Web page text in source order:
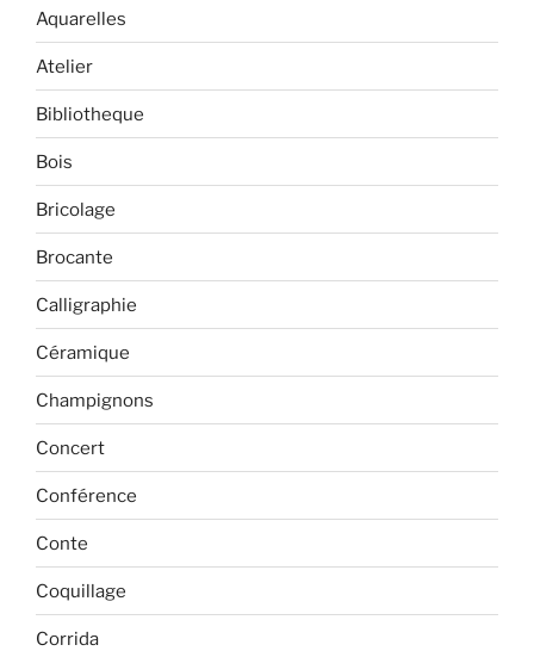
Aquarelles
Atelier
Bibliotheque
Bois
Bricolage
Brocante
Calligraphie
Céramique
Champignons
Concert
Conférence
Conte
Coquillage
Corrida